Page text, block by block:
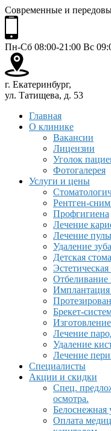
Современные и
Пн-Сб 08:00-21:00 Вс
г. Екатеринбург,
ул. Татищева, д. 53
Главная
О клинике
Вакансии
Лицензии
Уголок
Фотогалерея
Услуги и цены
Рентген-
Профгигиена
Лечение
Лечение
Удаление зуба
Детская
Отбеливание
Имплантация
Брекет-
Лечение
Удаление
Лечение
Специалисты
Акции и скидки
Спец.
осмотра.
Белоснежная
Оплата